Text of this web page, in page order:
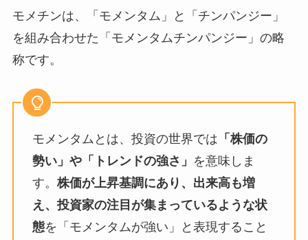
モメチンは、「モメンタム」と「チンパンジー」
を組み合わせた「モメンタムチンパンジー」の略
称です。
モメンタムとは、投資の世界では 「株価の
勢い」や「トレンドの強さ」 を意味しま
す。 株価が上昇基調にあり、出来高も増
え、投資家の注目が集まっているような状
態を「モメンタムが強い」と表現すること